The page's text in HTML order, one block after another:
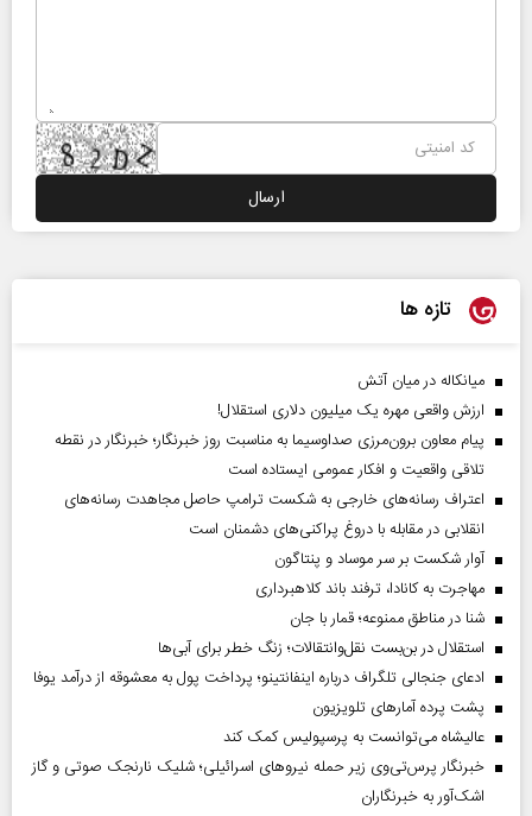
تازه ها
میانکاله در میان آتش
ارزش واقعی مهره یک میلیون دلاری استقلال!
پیام معاون برون‌مرزی صداوسیما به مناسبت روز خبرنگار؛ خبرنگار در نقطه
تلاقی واقعیت و افکار عمومی ایستاده است
اعتراف رسانه‌های خارجی به شکست ترامپ حاصل مجاهدت رسانه‌های
انقلابی در مقابله با دروغ پراکنی‌های دشمنان است
آوار شکست بر سر موساد و پنتاگون
مهاجرت به کانادا، ترفند باند کلاهبرداری
شنا در مناطق ممنوعه؛ قمار با جان
استقلال در بن‌بست نقل‌وانتقالات؛ زنگ خطر برای آبی‌ها
ادعای جنجالی تلگراف درباره اینفانتینو؛ پرداخت پول به معشوقه از درآمد یوفا
پشت پرده آمارهای تلویزیون
عالیشاه می‌توانست به پرسپولیس کمک کند
خبرنگار پرس‌تی‌وی زیر حمله نیروهای اسرائیلی؛ شلیک نارنجک صوتی و گاز
اشک‌آور به خبرنگاران